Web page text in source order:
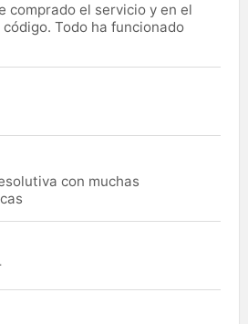
comprado el servicio y en el
Todo ha funcionado
con muchas